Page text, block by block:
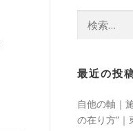
最近の投
自他の軸｜
の在り方”